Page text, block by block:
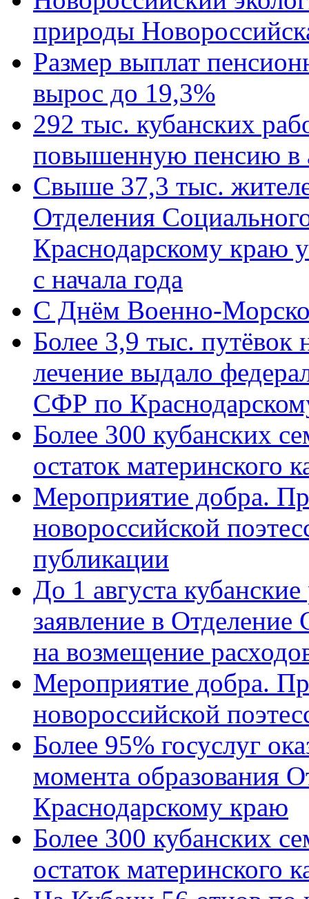
природы
Размер выплат
вырос до 19,3%
292 тыс. кубанских
повышенную пенсию в
Свыше 37,3 тыс.
Отделения
Краснодарскому краю
с начала года
C Днём Военно-
Более 3,9 тыс. путёвок
лечение выдало
СФР по
Более 300 кубанских
остаток материнского
Мероприятие добра.
новороссийской
публикации
До 1 августа
заявление в
на возмещение
Мероприятие добра.
новороссийской
Более 95% госуслуг
момента образования
Краснодарскому краю
Более 300 кубанских
остаток материнского